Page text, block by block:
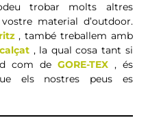
trobar molts altres
material d’outdoor.
, també treballem amb
, la qual cosa tant si
com de GORE-TEX, és
els nostres peus es